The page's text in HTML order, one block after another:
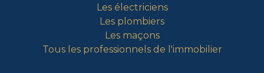
Les électriciens
Les plombiers
Les maçons
Tous les professionnels de l'immobilier